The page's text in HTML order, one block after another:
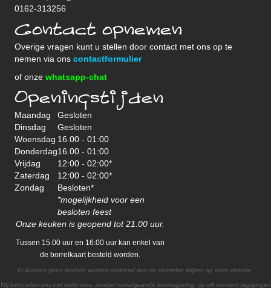
0162-313256
Contact opnemen
Overige vragen kunt u stellen door contact met ons op te
nemen via ons contactformulier
of onze whatsapp-chat
Openingstijden
Maandag
Gesloten
Dinsdag
Gesloten
Woensdag 16.00 - 01:00
Donderdag16.00 - 01:00
Vrijdag
12:00 - 02:00*
Zaterdag
12:00 - 02:00*
Zondag
Besloten*
*mogelijkheid voor een
besloten feest
Onze keuken is geopend tot 21.00 uur.
Tussen 15:00 uur en 16:00 uur kan enkel van
de borrelkaart besteld worden.
Er kunnen geen rechten worden ontleend aan de vermelde prijzen op onze website.
Wij behouden ons het recht voor, zonder voorafgaande kennisgeving, op elk moment wijzigingen